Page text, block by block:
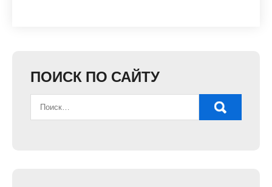
ПОИСК ПО САЙТУ